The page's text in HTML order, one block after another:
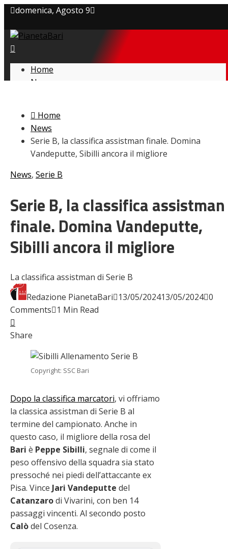
domenica, Agosto 9
Privacy policy
Cookie Policy
Home
News
L’avversario
Giovanili
Le pagelle
Interviste
Focus
Serie B
Video
Home
News
Serie B, la classifica assistman finale. Domina
Vandeputte, Sibilli ancora il migliore
News, Serie B
Serie B, la classifica assistman
finale. Domina Vandeputte,
Sibilli ancora il migliore
La classifica assistman di Serie B
Redazione PianetaBari 13/05/202413/05/2024 0
Comments 1 Min Read
Facebook
Twitter
LinkedIn
Pinterest
Share
Copyright: SSC Bari
Dopo la classifica marcatori, vi offriamo
la classica assistman di Serie B al
termine del campionato. Anche in
questo caso, il migliore della rosa del
Bari è Peppe Sibilli, segnale di come il
peso offensivo della squadra sia stato
pressoché nei piedi dell’attaccante ex
Pisa. Vince Jari Vandeputte del
Catanzarodi Vivarini, con ben 14
passaggi vincenti. Al secondo posto
Calòdel Cosenza.